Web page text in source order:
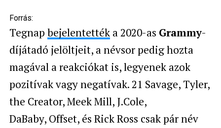
Forrás:
Tegnap bejelentettéka 2020-as Grammy-
díjátadó jelöltjeit, a névsor pedig hozta
magával a reakciókat is, legyenek azok
pozitívak vagy negatívak. 21 Savage, Tyler,
the Creator, Meek Mill, J.Cole,
DaBaby, Offset, és Rick Ross csak pár név